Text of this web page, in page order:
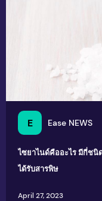
E Ease NEWS
ไซยาไนด์คืออะไร มีกี่ชนิ
ได้รับสารพิษ
April 27, 2023